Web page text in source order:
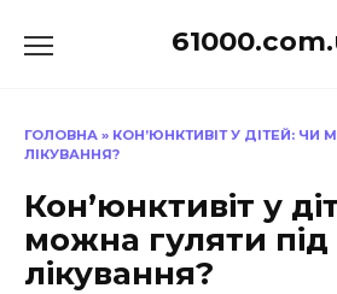
до
ГОЛОВНА » КОН’ЮНКТИВІТ У ДІТЕЙ: ЧИ
ЛІКУВАННЯ?
Кон’юнктивіт у
можна гуляти під
лікування?